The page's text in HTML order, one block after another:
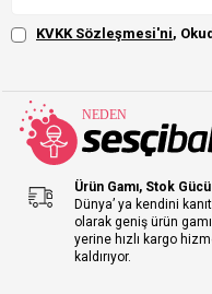
KVKK Sözleşmesi'ni,
Ürün Gamı, Stok
Dünya’ ya kendini
olarak geniş ürün
yerine hızlı kargo
kaldırıyor.